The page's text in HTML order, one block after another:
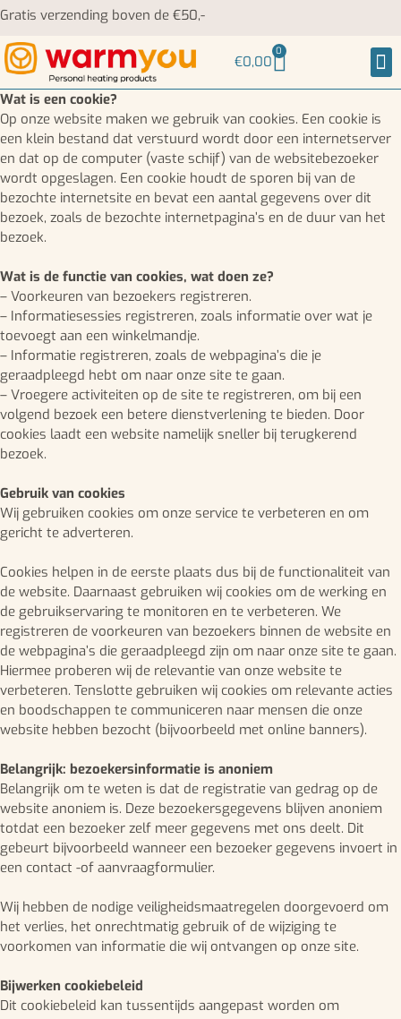
Gratis verzending boven de €50,-
€0,00
0
Wat is een cookie?
Op onze website maken we gebruik van cookies. Een cookie is
een klein bestand dat verstuurd wordt door een internetserver
en dat op de computer (vaste schijf) van de websitebezoeker
wordt opgeslagen. Een cookie houdt de sporen bij van de
bezochte internetsite en bevat een aantal gegevens over dit
bezoek, zoals de bezochte internetpagina’s en de duur van het
bezoek.
Wat is de functie van cookies, wat doen ze?
– Voorkeuren van bezoekers registreren.
– Informatiesessies registreren, zoals informatie over wat je
toevoegt aan een winkelmandje.
– Informatie registreren, zoals de webpagina’s die je
geraadpleegd hebt om naar onze site te gaan.
– Vroegere activiteiten op de site te registreren, om bij een
volgend bezoek een betere dienstverlening te bieden. Door
cookies laadt een website namelijk sneller bij terugkerend
bezoek.
Gebruik van cookies
Wij gebruiken cookies om onze service te verbeteren en om
gericht te adverteren.
Cookies helpen in de eerste plaats dus bij de functionaliteit van
de website. Daarnaast gebruiken wij cookies om de werking en
de gebruikservaring te monitoren en te verbeteren. We
registreren de voorkeuren van bezoekers binnen de website en
de webpagina’s die geraadpleegd zijn om naar onze site te gaan.
Hiermee proberen wij de relevantie van onze website te
verbeteren. Tenslotte gebruiken wij cookies om relevante acties
en boodschappen te communiceren naar mensen die onze
website hebben bezocht (bijvoorbeeld met online banners).
Belangrijk: bezoekersinformatie is anoniem
Belangrijk om te weten is dat de registratie van gedrag op de
website anoniem is. Deze bezoekersgegevens blijven anoniem
totdat een bezoeker zelf meer gegevens met ons deelt. Dit
gebeurt bijvoorbeeld wanneer een bezoeker gegevens invoert in
een contact -of aanvraagformulier.
Wij hebben de nodige veiligheidsmaatregelen doorgevoerd om
het verlies, het onrechtmatig gebruik of de wijziging te
voorkomen van informatie die wij ontvangen op onze site.
Bijwerken cookiebeleid
Dit cookiebeleid kan tussentijds aangepast worden om